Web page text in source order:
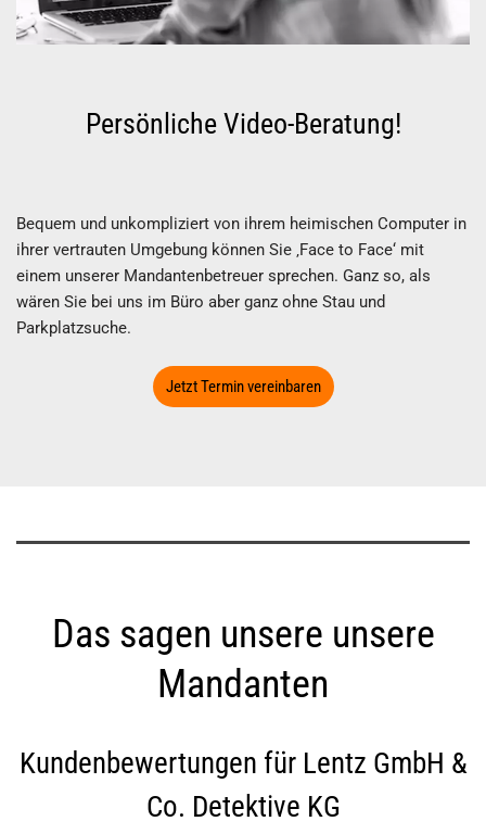
Persönliche Video-Beratung!
Bequem und unkompliziert von ihrem heimischen Computer in
ihrer vertrauten Umgebung können Sie ‚Face to Face‘ mit
einem unserer Mandantenbetreuer sprechen. Ganz so, als
wären Sie bei uns im Büro aber ganz ohne Stau und
Parkplatzsuche.
Jetzt Termin vereinbaren
Das sagen unsere unsere
Mandanten
Kundenbewertungen für Lentz GmbH &
Co. Detektive KG